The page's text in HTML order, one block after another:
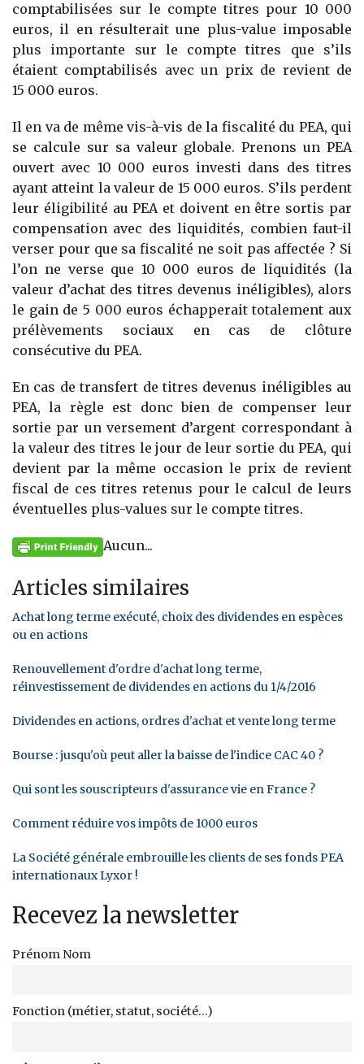
comptabilisées sur le compte titres pour 10 000
euros, il en résulterait une plus-value imposable
plus importante sur le compte titres que s’ils
étaient comptabilisés avec un prix de revient de
15 000 euros.
Il en va de même vis-à-vis de la fiscalité du PEA, qui
se calcule sur sa valeur globale. Prenons un PEA
ouvert avec 10 000 euros investi dans des titres
ayant atteint la valeur de 15 000 euros. S’ils perdent
leur éligibilité au PEA et doivent en être sortis par
compensation avec des liquidités, combien faut-il
verser pour que sa fiscalité ne soit pas affectée ? Si
l’on ne verse que 10 000 euros de liquidités (la
valeur d’achat des titres devenus inéligibles), alors
le gain de 5 000 euros échapperait totalement aux
prélèvements sociaux en cas de clôture
consécutive du PEA.
En cas de transfert de titres devenus inéligibles au
PEA, la règle est donc bien de compenser leur
sortie par un versement d’argent correspondant à
la valeur des titres le jour de leur sortie du PEA, qui
devient par la même occasion le prix de revient
fiscal de ces titres retenus pour le calcul de leurs
éventuelles plus-values sur le compte titres.
Aucun...
Articles similaires
Achat long terme exécuté, choix des dividendes en espèces
ou en actions
Renouvellement d'ordre d'achat long terme,
réinvestissement de dividendes en actions du 1/4/2016
Dividendes en actions, ordres d'achat et vente long terme
Bourse : jusqu'où peut aller la baisse de l'indice CAC 40 ?
Qui sont les souscripteurs d'assurance vie en France ?
Comment réduire vos impôts de 1000 euros
La Société générale embrouille les clients de ses fonds PEA
internationaux Lyxor !
Recevez la newsletter
Prénom Nom
Fonction (métier, statut, société...)